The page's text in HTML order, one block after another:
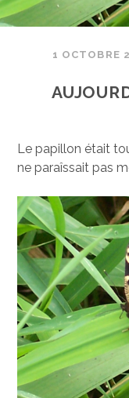
1 OCTOBRE
Le papillon était
ne paraîssait pas